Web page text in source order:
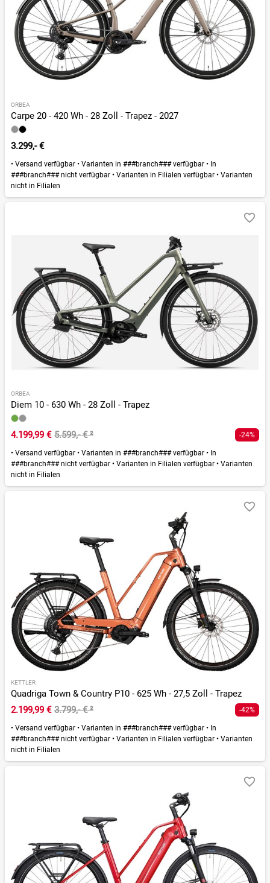
ORBEA
Carpe 20 - 420 Wh - 28 Zoll - Trapez - 2027
3.299,- €
• Versand verfügbar • Varianten in ###branch### verfügbar • In
###branch### nicht verfügbar • Varianten in Filialen verfügbar • Varianten
nicht in Filialen
ORBEA
Diem 10 - 630 Wh - 28 Zoll - Trapez
4.199,99 € 5.599,- €² -24%
• Versand verfügbar • Varianten in ###branch### verfügbar • In
###branch### nicht verfügbar • Varianten in Filialen verfügbar • Varianten
nicht in Filialen
KETTLER
Quadriga Town & Country P10 - 625 Wh - 27,5 Zoll - Trapez
2.199,99 € 3.799,- €² -42%
• Versand verfügbar • Varianten in ###branch### verfügbar • In
###branch### nicht verfügbar • Varianten in Filialen verfügbar • Varianten
nicht in Filialen